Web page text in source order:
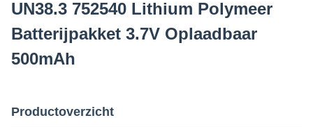
UN38.3 752540 Lithium Polymeer
Batterijpakket 3.7V Oplaadbaar
500mAh
Productoverzicht